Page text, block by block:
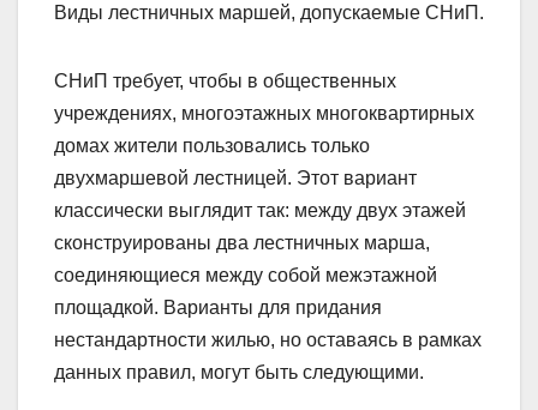
Виды лестничных маршей, допускаемые СНиП.
СНиП требует, чтобы в общественных
учреждениях, многоэтажных многоквартирных
домах жители пользовались только
двухмаршевой лестницей. Этот вариант
классически выглядит так: между двух этажей
сконструированы два лестничных марша,
соединяющиеся между собой межэтажной
площадкой. Варианты для придания
нестандартности жилью, но оставаясь в рамках
данных правил, могут быть следующими.